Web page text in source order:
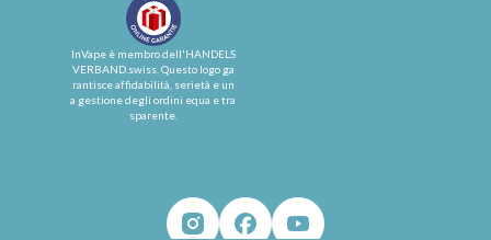
InVape è membro dell'HANDELS
VERBAND.swiss. Questo logo ga
rantisce affidabilità, serietà e un
a gestione degli ordini equa e tra
sparente.